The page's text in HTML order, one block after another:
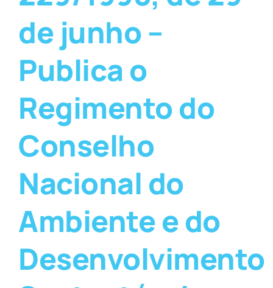
de junho –
Publica o
Regimento do
Conselho
Nacional do
Ambiente e do
Desenvolvimento